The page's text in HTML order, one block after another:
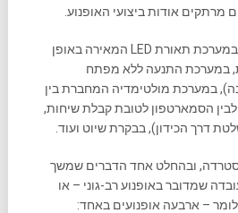
מרתקים אודות ביצועי האופנוע.
בנוסף, מצוייד האופנוע במערכת תאורת LED המאירה באופן
במערכת התנעה ללא מפתח
במערכת מולטימדיה המחברת בין
הסמארטפון לטובת קבלת שיחות,
דרך הכידון), בבקרת שיוט ועוד.
ובהחלט אחד הדברים שמשך
שמדובר באופנוע רב-גוני – או
– ארבעה אופנועים באחד: